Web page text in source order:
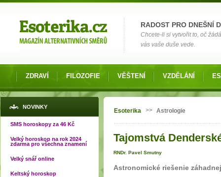
RADOST PRO DNEŠNÍ
Chcete-li si vytvořit to, oč
vás vaše duše vede.
ZDRAVÍ FILOZOFIE VĚŠTENÍ VZDĚLÁNÍ
NOVINKY
SMS horoskopy za 46 Kč
Velký horoskop na rok 2024
zdarma pro všechna znamení
Velký snář online
Keltský horoskop
Jste zde
Esoterika >> Astrologie
Tajomstvá
RNDr. Pavel Smutny
Astronomické riešenie